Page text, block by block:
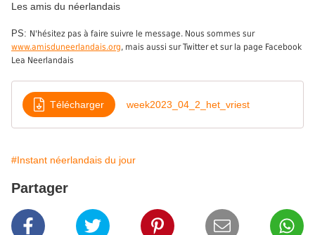
Les amis du néerlandais
PS: N'hésitez pas à faire suivre le message. Nous sommes sur
www.amisduneerlandais.org, mais aussi sur Twitter et sur la page Facebook
Lea Neerlandais
Télécharger week2023_04_2_het_vriest
#Instant néerlandais du jour
Partager